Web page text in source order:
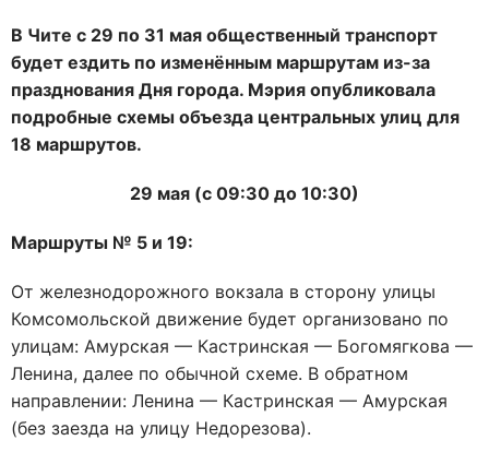
В Чите с 29 по 31 мая общественный транспорт
будет ездить по изменённым маршрутам из-за
празднования Дня города. Мэрия опубликовала
подробные схемы объезда центральных улиц для
18 маршрутов.
29 мая (с 09:30 до 10:30)
Маршруты № 5 и 19:
От железнодорожного вокзала в сторону улицы
Комсомольской движение будет организовано по
улицам: Амурская — Кастринская — Богомягкова —
Ленина, далее по обычной схеме. В обратном
направлении: Ленина — Кастринская — Амурская
(без заезда на улицу Недорезова).